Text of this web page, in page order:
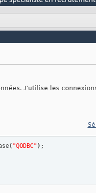
J'utilise les
( "QODBC" ) ;